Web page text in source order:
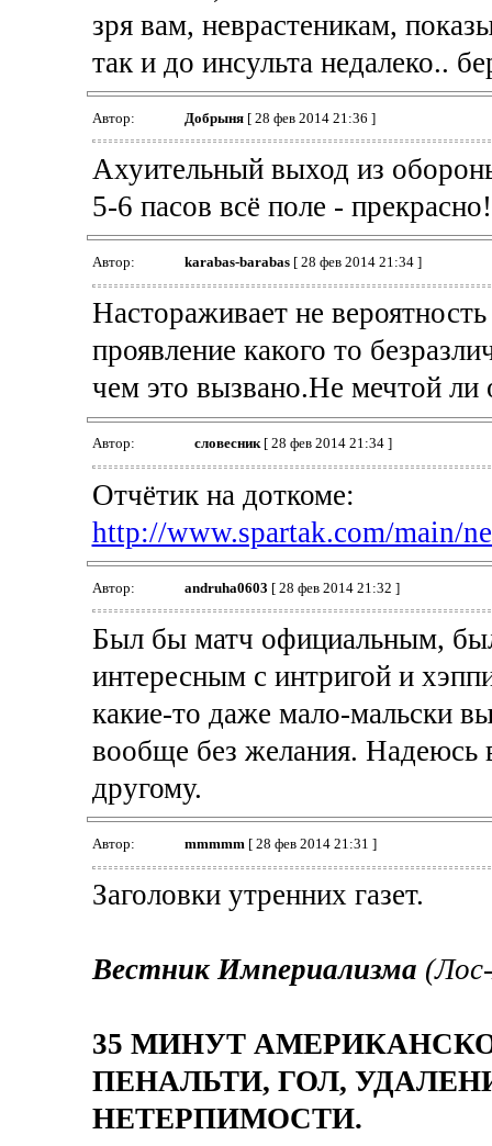
зря вам, неврастеникам,
так и до инсульта недалеко..
Автор: Добрыня[ 28 фев 2014 21:36 ]
Ахуительный выход из
5-6 пасов всё поле -
Автор: karabas-barabas[ 28 фев 2014 21:34 ]
Настораживает не
проявление какого то
чем это вызвано.Не мечтой ли
Автор: словесник[ 28 фев 2014 21:34 ]
Отчётик на доткоме:
http://www.spartak.com/main/
Автор: andruha0603 [ 28 фев 2014 21:32 ]
Был бы матч официальным,
интересным с интригой и
какие-то даже мало-мальски
вообще без желания. Надеюсь
другому.
Автор: mmmmm [ 28 фев 2014 21:31 ]
Заголовки утренних газет.
Вестник Империализма
35 МИНУТ
ПЕНАЛЬТИ, ГОЛ,
НЕТЕРПИМОСТИ.